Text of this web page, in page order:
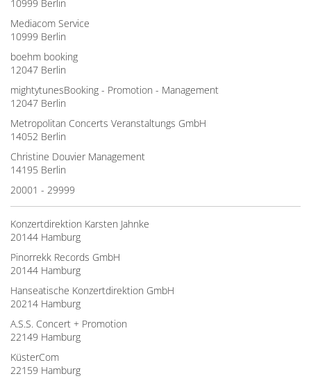
10999 Berlin
Mediacom Service
10999 Berlin
boehm booking
12047 Berlin
mightytunesBooking - Promotion - Management
12047 Berlin
Metropolitan Concerts Veranstaltungs GmbH
14052 Berlin
Christine Douvier Management
14195 Berlin
20001 - 29999
Konzertdirektion Karsten Jahnke
20144 Hamburg
Pinorrekk Records GmbH
20144 Hamburg
Hanseatische Konzertdirektion GmbH
20214 Hamburg
A.S.S. Concert + Promotion
22149 Hamburg
KüsterCom
22159 Hamburg